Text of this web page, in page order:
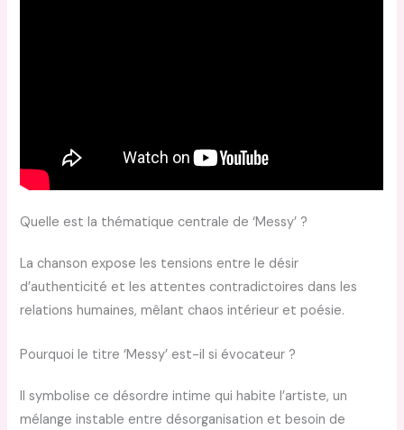
Quelle est la thématique centrale de ‘Messy’ ?
La chanson expose les tensions entre le désir
d’authenticité et les attentes contradictoires dans les
relations humaines, mêlant chaos intérieur et poésie.
Pourquoi le titre ‘Messy’ est-il si évocateur ?
Il symbolise ce désordre intime qui habite l’artiste, un
mélange instable entre désorganisation et besoin de